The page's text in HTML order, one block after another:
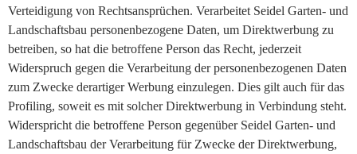
Verteidigung von Rechtsansprüchen. Verarbeitet Seidel Garten- und
Landschaftsbau personenbezogene Daten, um Direktwerbung zu
betreiben, so hat die betroffene Person das Recht, jederzeit
Widerspruch gegen die Verarbeitung der personenbezogenen Daten
zum Zwecke derartiger Werbung einzulegen. Dies gilt auch für das
Profiling, soweit es mit solcher Direktwerbung in Verbindung steht.
Widerspricht die betroffene Person gegenüber Seidel Garten- und
Landschaftsbau der Verarbeitung für Zwecke der Direktwerbung,